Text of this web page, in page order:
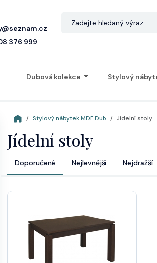
376 999
Dubová kolekce Stylový
Stylový nábytek MDF Dub Jídelní stoly
Jídelní stoly
Doporučené Nejlevnější Nejdražší